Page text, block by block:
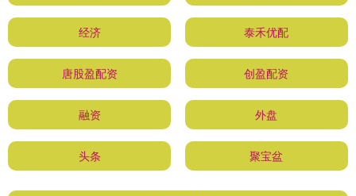
经济 泰禾优配
唐股盈配资 创盈配资
融资 外盘
头条 聚宝盆